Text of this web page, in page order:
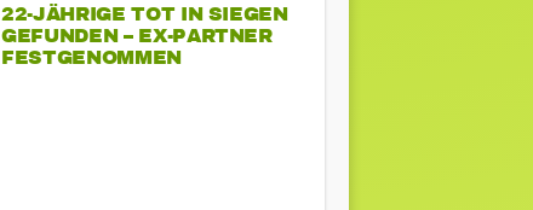
22-JÄHRIGE TOT IN SIEGEN
GEFUNDEN – EX-PARTNER
FESTGENOMMEN